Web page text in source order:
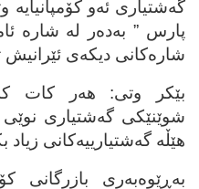
گه‌شتیاری ئه‌و
پارس ” به‌ده‌ر له‌ شاره‌
شاره‌کانی دیکه‌ی ئێرانیش
بێکر وتی: هه‌ر کات
شوێنێکی گه‌شتیاری نوێی
هێڵه‌ گه‌شتیارییه‌کانی زیاد
به‌ڕێوه‌به‌ری بازرگانی